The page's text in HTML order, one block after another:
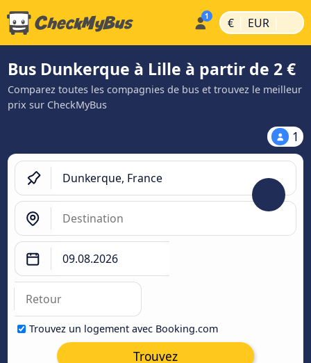
€ | EUR |
Bus Dunkerque à Lille à partir de 2 €
Comparez toutes les compagnies de bus et trouvez le meilleur
prix sur CheckMyBus
1
Trouvez un logement avec Booking.com
Trouvez